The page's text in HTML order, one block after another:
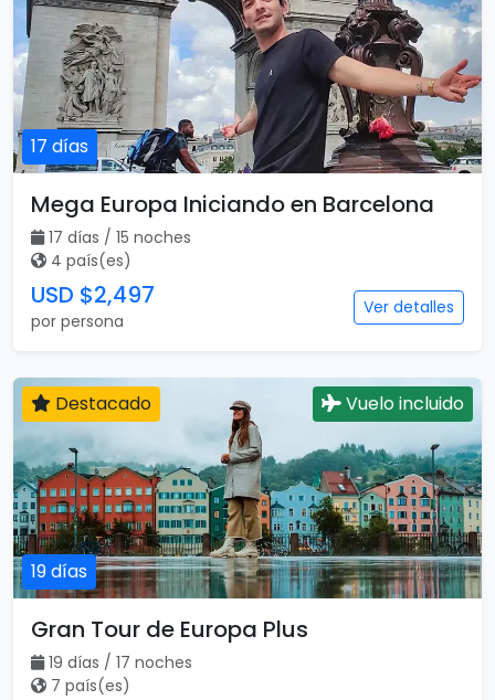
17 días
Mega Europa Iniciando en Barcelona
17 días / 15 noches
4 país(es)
USD $2,497
por persona
Ver detalles
19 días
Destacado Vuelo incluido
Gran Tour de Europa Plus
19 días / 17 noches
7 país(es)